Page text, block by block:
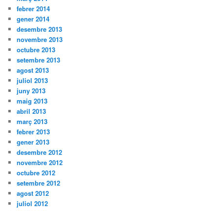
febrer 2014
gener 2014
desembre 2013
novembre 2013
octubre 2013
setembre 2013
agost 2013
juliol 2013
juny 2013
maig 2013
abril 2013
març 2013
febrer 2013
gener 2013
desembre 2012
novembre 2012
octubre 2012
setembre 2012
agost 2012
juliol 2012